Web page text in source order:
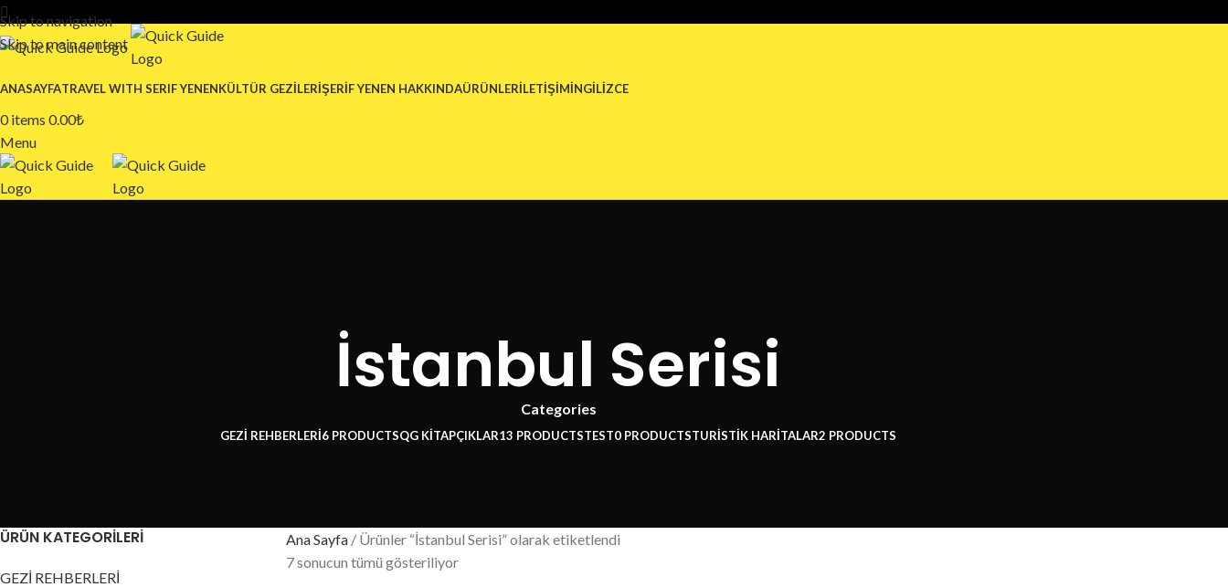
Skip to navigation
Skip to main content
ANASAYFATRAVEL WITH SERIF YENENKÜLTÜR GEZILERIŞERIF YENEN HAKKINDAÜRÜNLERİLETIŞIMİNGILIZCE
0items 0.00₺
Menu
İstanbul Serisi
Categories
GEZİ REHBERLERİ6 PRODUCTSQG KİTAPÇIKLAR13 PRODUCTSTEST0 PRODUCTSTURİSTİK HARİTALAR2 PRODUCTS
ÜRÜN KATEGORILERI
GEZİ REHBERLERİ
Ana Sayfa
Ürünler “İstanbul Serisi” olarak etiketlendi
7 sonucun tümü gösteriliyor